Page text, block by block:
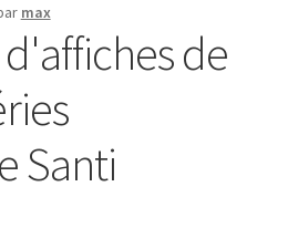
max
de
Santi